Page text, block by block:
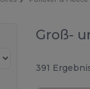
Groß-
391